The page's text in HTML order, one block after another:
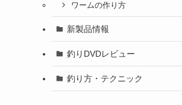
ワームの作り方
新製品情報
釣りDVDレビュー
釣り方・テクニック